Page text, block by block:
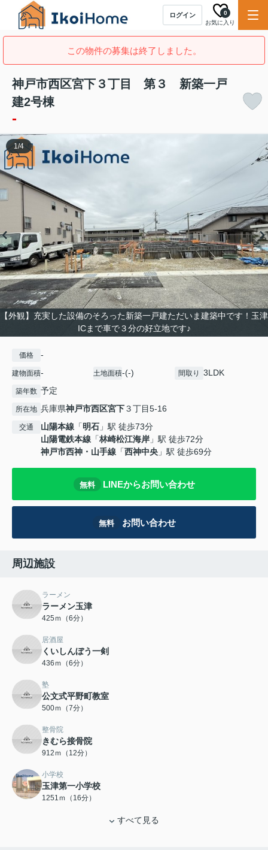
ログイン
お気に入り
0
この物件の募集は終了しました。
神戸市西区宮下３丁目 第３ 新築一戸
建2号棟
-
【外観】充実した設備のそろった新築一戸建ただいま建築中です！玉津
ICまで車で３分の好立地です♪
1/4
価格 -
建物面積- 土地面積-(-) 間取り 3LDK
築年数 予定
所在地 兵庫県神戸市西区宮下３丁目5-16
交通 山陽本線 「明石 」駅 徒歩73分
山陽電鉄本線 「林崎松江海岸 」駅 徒歩72分
神戸市西神・山手線 「西神中央 」駅 徒歩69分
無料 LINEからお問い合わせ
無料 お問い合わせ
周辺施設
ラーメン
ラーメン玉津
425ｍ（6分）
居酒屋
くいしんぼう一剣
436ｍ（6分）
塾
公文式平野町教室
500ｍ（7分）
整骨院
きむら接骨院
912ｍ（12分）
小学校
玉津第一小学校
1251ｍ（16分）
すべて見る